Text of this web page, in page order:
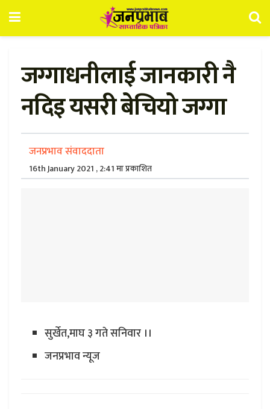
जग्गाधनीलाई जानकारी नै
नदिइ यसरी बेचियो जग्गा
जनप्रभाव संवाददाता
16th January 2021 , 2:41 मा प्रकाशित
सुर्खेत,माघ ३ गते सनिवार ।।
जनप्रभाव न्यूज